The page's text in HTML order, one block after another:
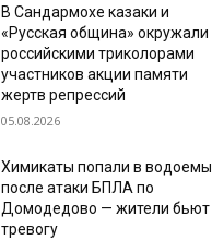
В Сандармохе казаки и
«Русская община» окружали
российскими триколорами
участников акции памяти
жертв репрессий
05.08.2026
Химикаты попали в водоемы
после атаки БПЛА по
Домодедово — жители бьют
тревогу